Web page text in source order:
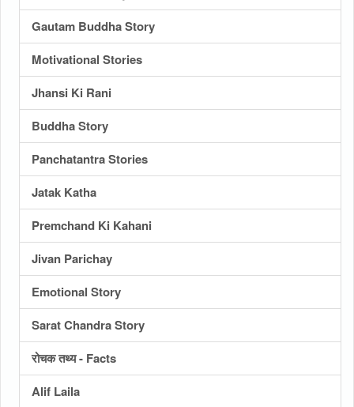
Gautam Buddha Story
Motivational Stories
Jhansi Ki Rani
Buddha Story
Panchatantra Stories
Jatak Katha
Premchand Ki Kahani
Jivan Parichay
Emotional Story
Sarat Chandra Story
रोचक तथ्य - Facts
Alif Laila